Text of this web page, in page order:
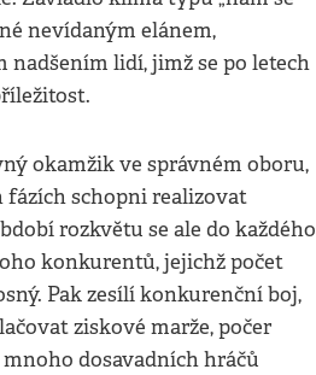
nevídaným elánem,
nadšením lidí, jimž se po letech
okamžik ve správném oboru,
schopni realizovat
rozkvětu se ale do každého
konkurentů, jejichž počet
Pak zesílí konkurenční boj,
ziskové marže, počer
dosavadních hráčů